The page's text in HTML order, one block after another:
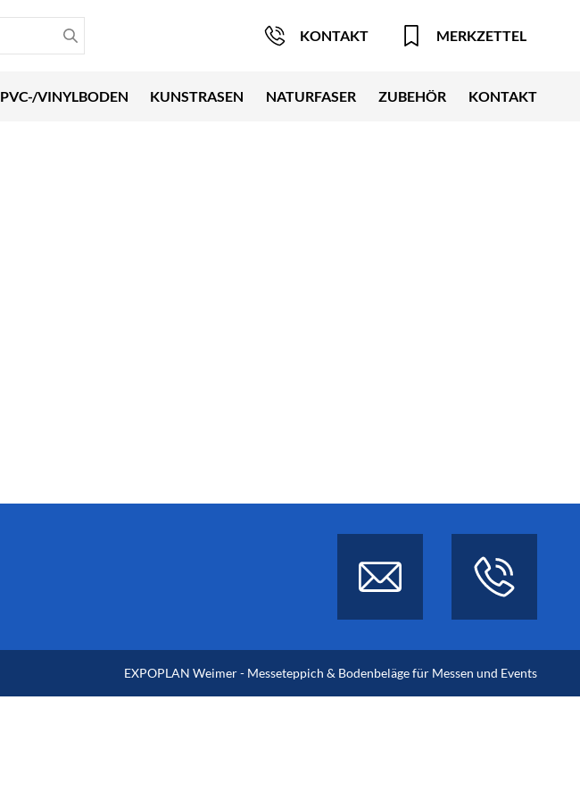
KONTAKT MERKZETTEL
PVC-/VINYLBODEN KUNSTRASEN NATURFASER ZUBEHÖR KONTAKT
EXPOPLAN Weimer - Messeteppich & Bodenbeläge für Messen und Events